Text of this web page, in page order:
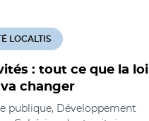
: tout ce que la loi
changer
LOCALTIS
publique, Développement